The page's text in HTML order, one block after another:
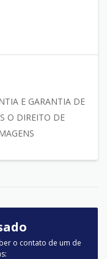
E GARANTIA DE
O DIREITO DE
o contato de um de